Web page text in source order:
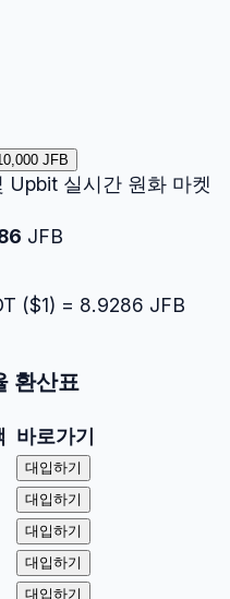
JFB
Upbit 실시간 원화 마켓
JFB
($1) = 8.9286 JFB
환산표
바로가기
대입하기
대입하기
대입하기
대입하기
대입하기